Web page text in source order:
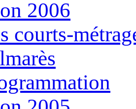
2006
courts-